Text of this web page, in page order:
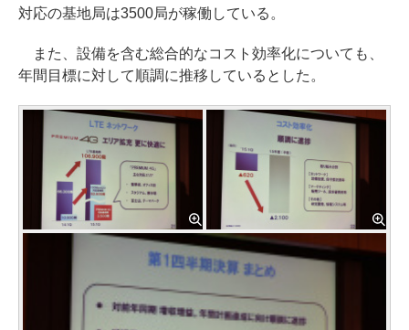
対応の基地局は3500局が稼働している。
また、設備を含む総合的なコスト効率化についても、
年間目標に対して順調に推移しているとした。